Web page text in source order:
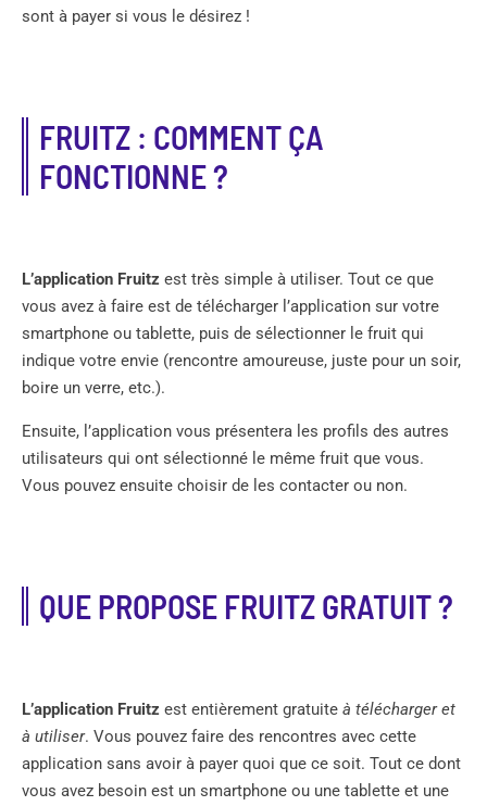
sont à payer si vous le désirez !
FRUITZ : COMMENT ÇA
FONCTIONNE ?
L’application Fruitz est très simple à utiliser. Tout ce que
vous avez à faire est de télécharger l’application sur votre
smartphone ou tablette, puis de sélectionner le fruit qui
indique votre envie (rencontre amoureuse, juste pour un soir,
boire un verre, etc.).
Ensuite, l’application vous présentera les profils des autres
utilisateurs qui ont sélectionné le même fruit que vous.
Vous pouvez ensuite choisir de les contacter ou non.
QUE PROPOSE FRUITZ GRATUIT ?
L’application Fruitz est entièrement gratuite à télécharger et
à utiliser. Vous pouvez faire des rencontres avec cette
application sans avoir à payer quoi que ce soit. Tout ce dont
vous avez besoin est un smartphone ou une tablette et une